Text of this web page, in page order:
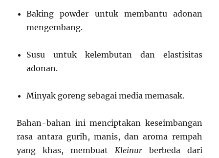
Baking powder untuk membantu adonan
mengembang.
Susu untuk kelembutan dan elastisitas
adonan.
Minyak goreng sebagai media memasak.
Bahan-bahan ini menciptakan keseimbangan
rasa antara gurih, manis, dan aroma rempah
yang khas, membuat Kleinurberbeda dari